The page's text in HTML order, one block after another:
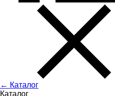
← Каталог
Каталог